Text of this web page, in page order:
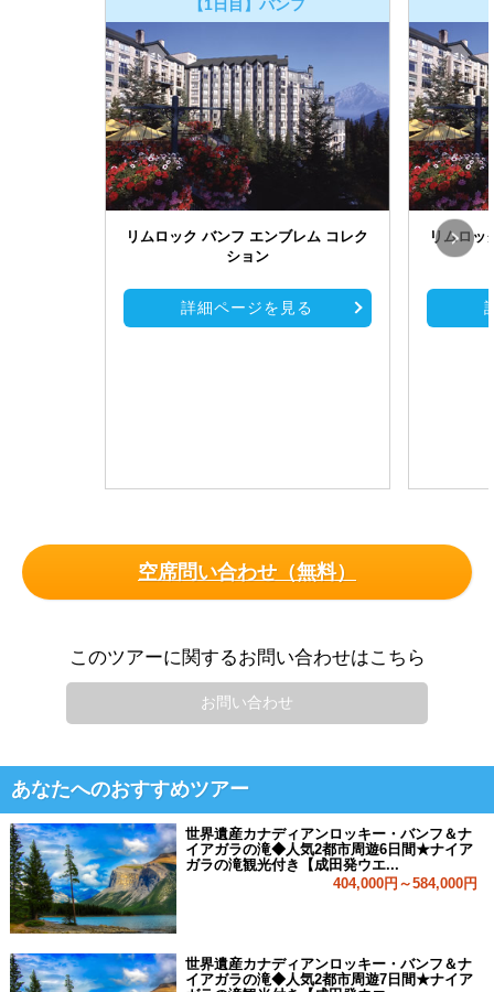
【1日目】バンフ
リムロック バンフ エンブレム コレク
ション
詳細ページを見る
リムロッ
空席問い合わせ（無料）
このツアーに関するお問い合わせはこちら
お問い合わせ
あなたへのおすすめツアー
世界遺産カナディアンロッキー・バンフ＆ナ
イアガラの滝◆人気2都市周遊6日間★ナイア
ガラの滝観光付き【成田発ウエ...
404,000円～584,000円
世界遺産カナディアンロッキー・バンフ＆ナ
イアガラの滝◆人気2都市周遊7日間★ナイア